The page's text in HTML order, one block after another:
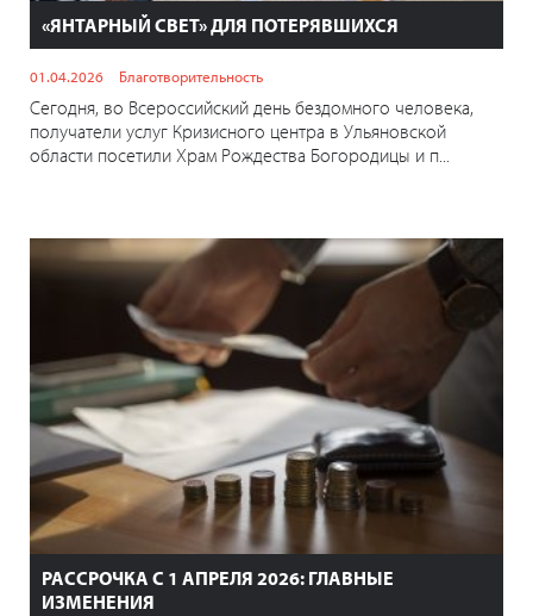
«ЯНТАРНЫЙ СВЕТ» ДЛЯ ПОТЕРЯВШИХСЯ
01.04.2026 Благотворительность
Сегодня, во Всероссийский день бездомного человека,
получатели услуг Кризисного центра в Ульяновской
области посетили Храм Рождества Богородицы и п...
РАССРОЧКА С 1 АПРЕЛЯ 2026: ГЛАВНЫЕ
ИЗМЕНЕНИЯ